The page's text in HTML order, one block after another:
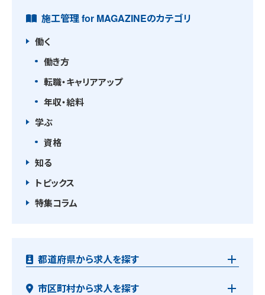
施工管理 for MAGAZINEのカテゴリ
働く
働き方
転職・キャリアアップ
年収・給料
学ぶ
資格
知る
トピックス
特集コラム
都道府県から求人を探す
市区町村から求人を探す